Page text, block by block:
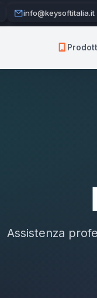
info@keysoftitalia.it
Assistenza